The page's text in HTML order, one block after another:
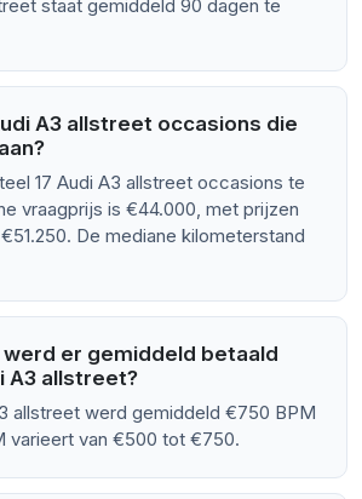
staat gemiddeld 90 dagen te
A3 allstreet occasions die
17 Audi A3 allstreet occasions te
vraagprijs is €44.000, met prijzen
De mediane kilometerstand
werd er gemiddeld betaald
A3 allstreet?
allstreet werd gemiddeld €750 BPM
varieert van €500 tot €750.